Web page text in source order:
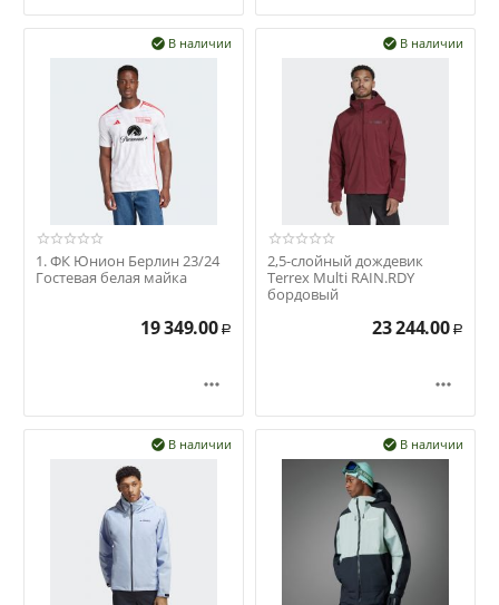
В наличии

1. ФК Юнион Берлин 23/24
Гостевая белая майка
19 349.00 Р

В наличии

2,5-слойный дождевик
Terrex Multi RAIN.RDY
бордовый
23 244.00 Р

В наличии
 В наличии
